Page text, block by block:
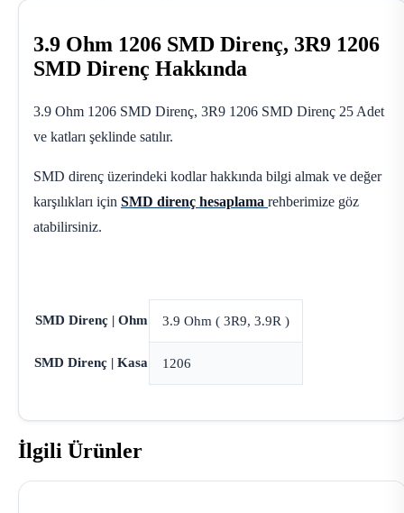
3.9 Ohm 1206 SMD Direnç, 3R9 1206
SMD Direnç Hakkında
3.9 Ohm 1206 SMD Direnç, 3R9 1206 SMD Direnç 25 Adet
ve katları şeklinde satılır.
SMD direnç üzerindeki kodlar hakkında bilgi almak ve değer
karşılıkları için SMD direnç hesaplama rehberimize göz
atabilirsiniz.
SMD Direnç | Ohm 3.9 Ohm ( 3R9, 3.9R )
SMD Direnç | Kasa 1206
İlgili Ürünler